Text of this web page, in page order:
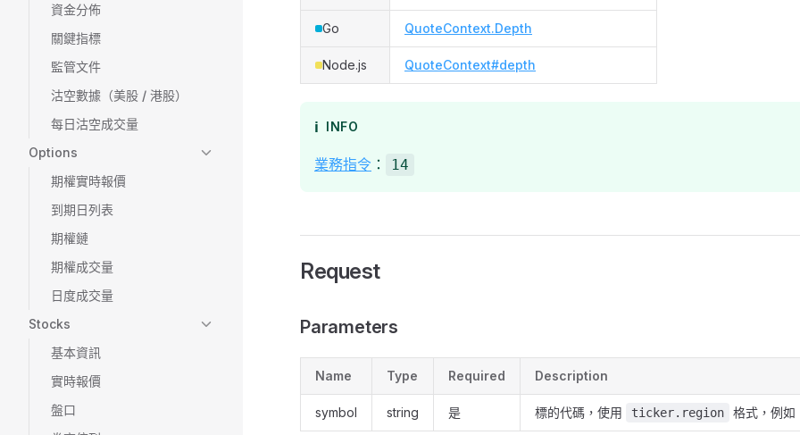
資金分佈
關鍵指標
監管文件
沽空數據（美股 / 港股）
每日沽空成交量
Options
期權實時報價
到期日列表
期權鏈
期權成交量
日度成交量
Stocks
基本資訊
實時報價
盤口
Go QuoteContext.Depth
Node.js QuoteContext#depth
ℹ️ INFO
業務指令 ： 14
Request
Parameters
Name Type Required Description
symbol string 是 標的代碼，使用 ticker.region 格式，例如